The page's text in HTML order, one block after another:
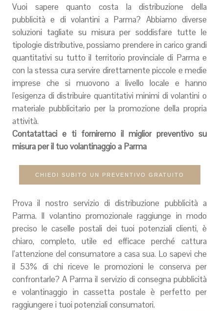
Vuoi sapere quanto costa la distribuzione della
pubblicità e di volantini a Parma? Abbiamo diverse
soluzioni tagliate su misura per soddisfare tutte le
tipologie distributive, possiamo prendere in carico grandi
quantitativi su tutto il territorio provinciale di Parma e
con la stessa cura servire direttamente piccole e medie
imprese che si muovono a livello locale e hanno
l'esigenza di distribuire quantitativi minimi di volantini o
materiale pubblicitario per la promozione della propria
attività.
Contatattaci e ti forniremo il miglior preventivo su
misura per il tuo volantinaggio a Parma
CHIEDI SUBITO UN PREVENTIVO GRATUITO
Prova il nostro servizio di distribuzione pubblicità a
Parma. Il volantino promozionale raggiunge in modo
preciso le caselle postali dei tuoi potenziali clienti, è
chiaro, completo, utile ed efficace perché cattura
l’attenzione del consumatore a casa sua. Lo sapevi che
il 53% di chi riceve le promozioni le conserva per
confrontarle? A Parma il servizio di consegna pubblicità
e volantinaggio in cassetta postale è perfetto per
raggiungere i tuoi potenziali consumatori.